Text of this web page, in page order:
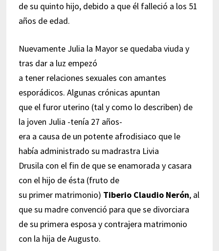
de su quinto hijo, debido a que él falleció a los 51
años de edad.
Nuevamente Julia la Mayor se quedaba viuda y
tras dar a luz empezó
a tener relaciones sexuales con amantes
esporádicos. Algunas crónicas apuntan
que el furor uterino (tal y como lo describen) de
la joven Julia -tenía 27 años-
era a causa de un potente afrodisiaco que le
había administrado su madrastra Livia
Drusila con el fin de que se enamorada y casara
con el hijo de ésta (fruto de
su primer matrimonio) Tiberio Claudio Nerón, al
que su madre convenció para que se divorciara
de su primera esposa y contrajera matrimonio
con la hija de Augusto.